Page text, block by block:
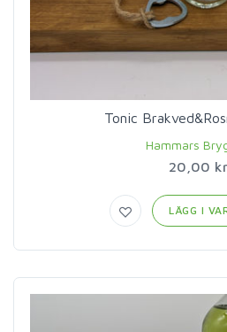
Tonic
Hammars
20,00 kr
LÄGG I